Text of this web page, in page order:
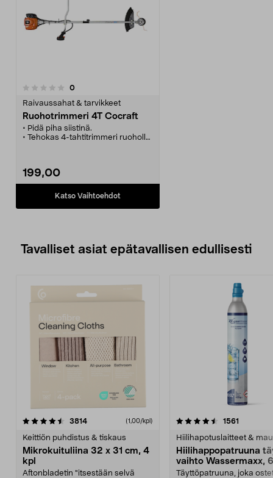
0arvostelut
Raivaussahat & tarvikkeet
Ruohotrimmeri 4T Cocraft
• Pidä piha siistinä.
• Tehokas 4-tahtitrimmeri ruoholle
• Kaksoisvaljaat tekevät käytöstä
miellyttävää.
• Leikkuuhalkaisija 42 cm.
199,00
Katso Vaihtoehdot
Tavalliset asiat epätavallisen edullisesti
3814arvostelut (1,00/kpl)
Keittiön puhdistus & tiskaus
Mikrokuituliina 32 x 31 cm, 4
kpl
Aftonbladetin "itsestään selvä
4.5viidestä
1561
Hiilihapotuslaitteet &
Hiilihappopatruuna
vaihto Wassermaxx,
Täyttöpatruuna, joka
4.5viidestä